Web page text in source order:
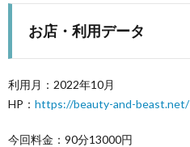
お店・利用データ
利用月：2022年10月
HP： https://beauty-and-beast.net/
今回料金：90分13000円